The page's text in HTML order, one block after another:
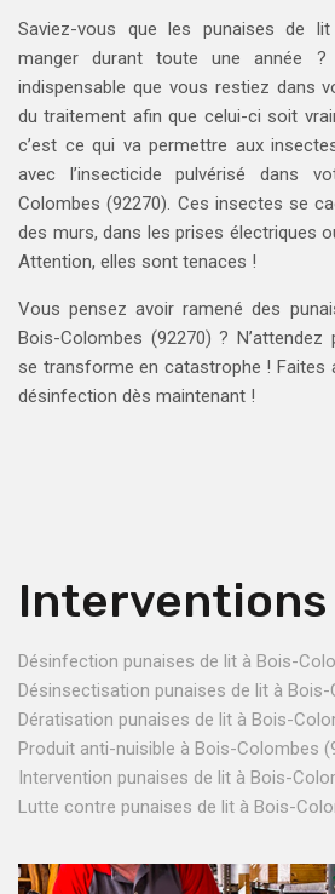
Saviez-vous que les punaises de lit
manger durant toute une année
indispensable que vous restiez dans
du traitement afin que celui-ci soit
c’est ce qui va permettre aux
avec l’insecticide pulvérisé dans
Colombes (92270). Ces insectes se
des murs, dans les prises électriques
Attention, elles sont tenaces !
Vous pensez avoir ramené des
Bois-Colombes (92270) ?
se transforme en catastrophe ! Faites
désinfection dès maintenant !
Interventions
Désinfection punaises de lit à Bois-
Désinsectisation punaises de lit à
Dératisation punaises de lit à Bois-
Produit anti-nuisible à Bois-Colombes
Intervention punaises de lit à Bois-
Lutte contre punaises de lit à Bois-